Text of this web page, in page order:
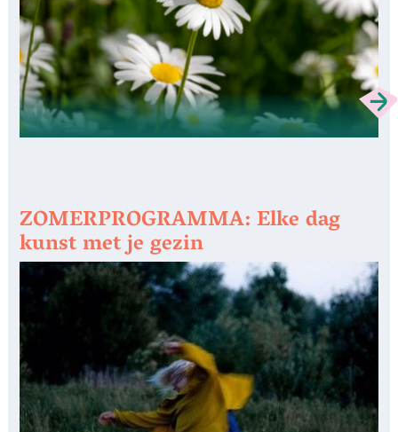
ZOMERPROGRAMMA: Elke dag
kunst met je gezin